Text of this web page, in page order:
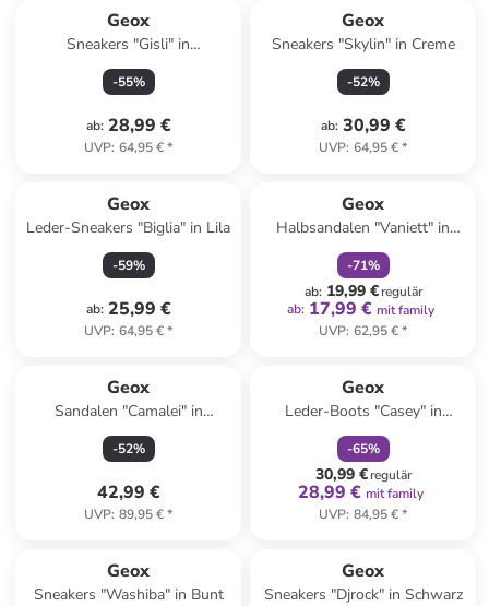
Geox
Sneakers "Gisli" in
Dunkelblau/ Rosa
-55%
ab: 28,99 €
UVP: 64,95 €*
Geox
Sneakers "Skylin" in Creme
-52%
ab: 30,99 €
UVP: 64,95 €*
Geox
Leder-Sneakers "Biglia" in Lila
-59%
ab: 25,99 €
UVP: 64,95 €*
Geox
Halbsandalen "Vaniett" in
Dunkelblau/ Gelb
-71%
ab: 19,99 €regulär
ab: 17,99 € mit family
UVP: 62,95 €*
Geox
Sandalen "Camalei" in
Hellbraun
-52%
42,99 €
UVP: 89,95 €*
Geox
Leder-Boots "Casey" in
Schwarz
-65%
30,99 €regulär
28,99 € mit family
UVP: 84,95 €*
Geox
Sneakers "Washiba" in Bunt
Geox
Sneakers "Djrock" in Schwarz